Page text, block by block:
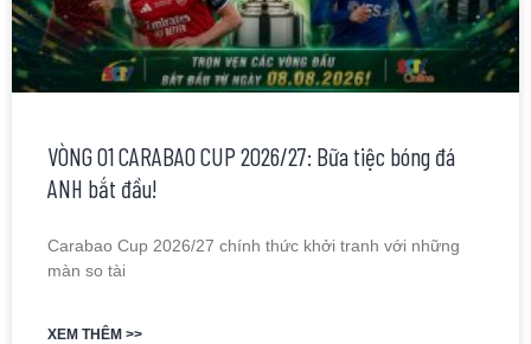
VÒNG 01 CARABAO CUP 2026/27: Bữa tiệc bóng đá
ANH bắt đầu!
Carabao Cup 2026/27 chính thức khởi tranh với những
màn so tài
XEM THÊM >>